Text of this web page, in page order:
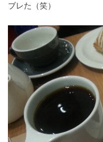
ブレた（笑）